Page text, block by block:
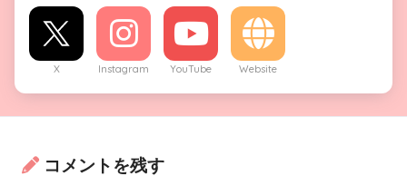
X Instagram YouTube Website
コメントを残す